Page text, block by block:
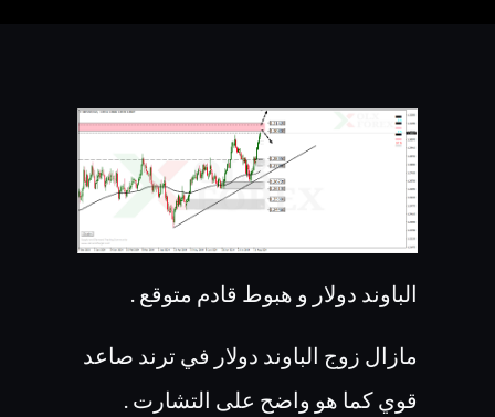
الباوند دولار و هبوط قادم متوقع .
مازال زوج الباوند دولار في ترند صاعد
قوي كما هو واضح على التشارت .